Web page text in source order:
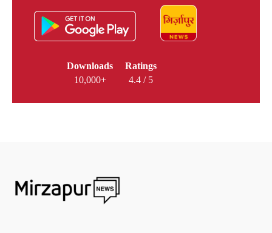
Downloads
10,000+
Ratings
4.4 / 5